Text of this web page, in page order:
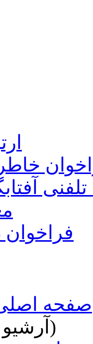
تلفنی
فراخوان
صفحه
(آرشیو ماه بهمن 1397)